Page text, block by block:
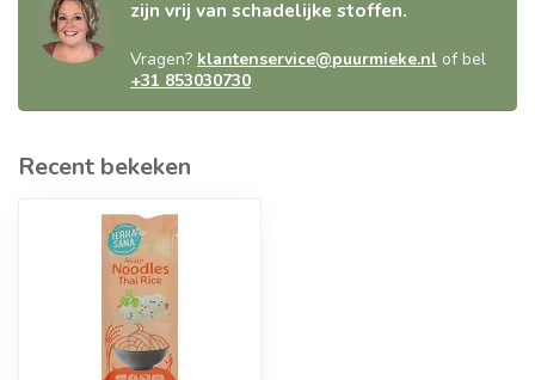
zijn vrij van schadelijke stoffen.
Vragen? klantenservice@puurmieke.nl of bel
+31 853030730
Recent bekeken